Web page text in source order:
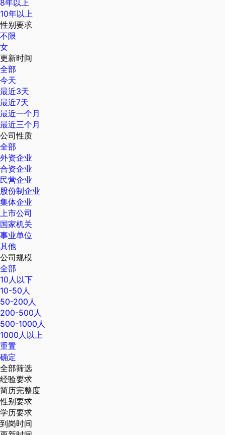
8年以上
10年以上
性别要求
不限
女
更新时间
全部
今天
最近3天
最近7天
最近一个月
最近三个月
公司性质
全部
外资企业
合资企业
民营企业
股份制企业
集体企业
上市公司
国家机关
事业单位
其他
公司规模
全部
10人以下
10-50人
50-200人
200-500人
500-1000人
1000人以上
重置
确定
全部筛选
经验要求
简历完整度
性别要求
学历要求
到岗时间